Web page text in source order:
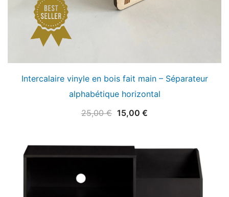
Intercalaire vinyle en bois fait main – Séparateur
alphabétique horizontal
25,00€ Le
15,00 €